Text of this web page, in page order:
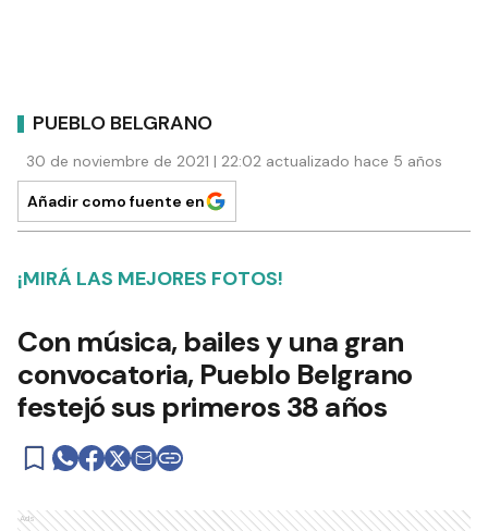
PUEBLO BELGRANO
30 de noviembre de 2021 | 22:02 actualizado hace 5 años
Añadir como fuente en
¡MIRÁ LAS MEJORES FOTOS!
Con música, bailes y una gran
convocatoria, Pueblo Belgrano
festejó sus primeros 38 años
Ads